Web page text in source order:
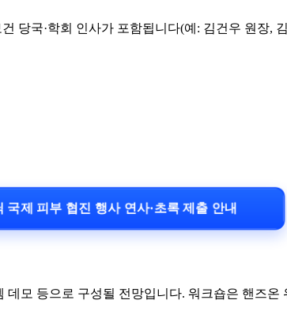
국·학회 인사가 포함됩니다(예: 김건우 원장,
국제 피부 협진 행사 연사·초록 제출 안내
모 등으로 구성될 전망입니다. 워크숍은 핸즈